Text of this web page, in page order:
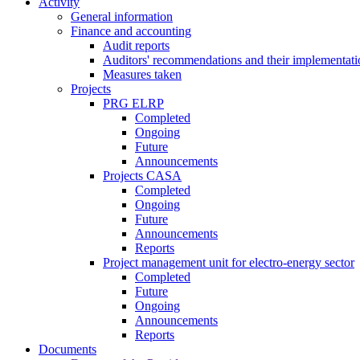
General information
Finance and accounting
Audit reports
Auditors' recommendations and their
Measures taken
Projects
PRG ELRP
Completed
Ongoing
Future
Announcements
Projects CASA
Completed
Ongoing
Future
Announcements
Reports
Project management unit for electro-energy sector
Completed
Future
Ongoing
Announcements
Reports
Documents